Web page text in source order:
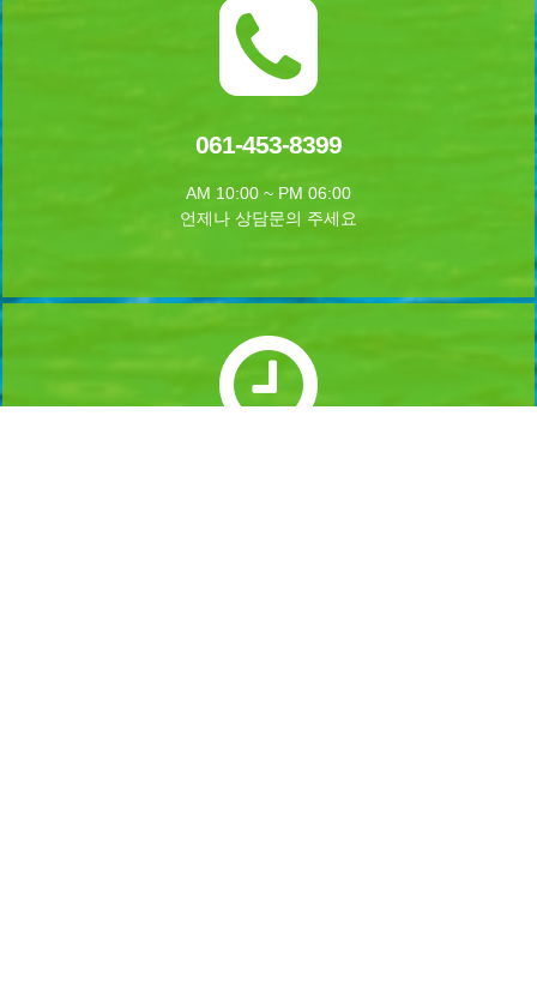
061-453-8399
AM 10:00 ~ PM 06:00
언제나 상담문의 주세요